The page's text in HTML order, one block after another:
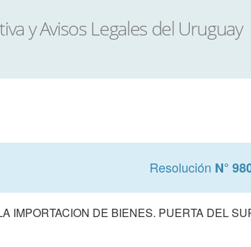
Resolución N°
IMPORTACION DE BIENES. PUERTA DEL